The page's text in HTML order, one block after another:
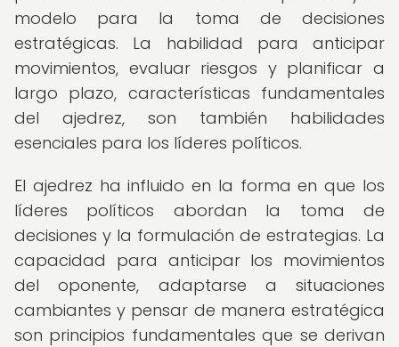
modelo para la toma de decisiones
estratégicas. La habilidad para anticipar
movimientos, evaluar riesgos y planificar a
largo plazo, características fundamentales
del ajedrez, son también habilidades
esenciales para los líderes políticos.
El ajedrez ha influido en la forma en que los
líderes políticos abordan la toma de
decisiones y la formulación de estrategias. La
capacidad para anticipar los movimientos
del oponente, adaptarse a situaciones
cambiantes y pensar de manera estratégica
son principios fundamentales que se derivan